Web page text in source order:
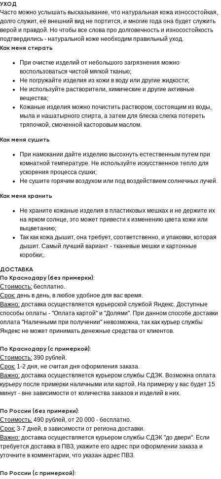
УХОД
Часто можно услышать высказывание, что натуральная кожа износостойкая,
долго служит, её внешний вид не портится, и многие года она будет служить
верой и правдой. Но чтобы все слова про долговечность и износостойкость
подтвердились - натуральной коже необходим правильный уход.
Как меня стирать
При очистке изделий от небольшого загрязнения можно
воспользоваться чистой мягкой тканью;
Не погружайте изделия из кожи в воду или другие жидкости;
Не используйте растворители, химические и другие активные
вещества;
Кожаные изделия можно почистить раствором, состоящим из воды,
мыла и нашатырного спирта, а затем для блеска слегка потереть
тряпочкой, смоченной касторовым маслом.
Как меня сушить
При намокании дайте изделию высохнуть естественным путем при
комнатной температуре. Не используйте искусственное тепло для
ускорения процесса сушки;
Не сушите горячим воздухом или под воздействием солнечных лучей.
Как меня хранить
Не храните кожаные изделия в пластиковых мешках и не держите их
на ярком солнце, это может привести к изменению цвета кожи или
выцветанию;
Так как кожа дышит, она требует, соответственно, и упаковки, которая
дышит. Самый лучший вариант - тканевые мешки и картонные
коробки;.
ДОСТАВКА
По Краснодару (без примерки):
Стоимость: бесплатно.
Срок: день в день, в любое удобное для вас время.
Важно: доставка осуществляется курьерской службой Яндекс. Доступные
способы оплаты - "Оплата картой" и "Долями". При данном способе доставки
оплата "Наличными при получении" невозможна, так как курьер службы
Яндекс не может принимать денежные средства от клиентов.
По Краснодару (с примеркой):
Стоимость: 390 рублей.
Срок: 1-2 дня, не считая дня оформления заказа.
Важно: доставка осуществляется курьером службы СДЭК. Возможна оплата
курьеру после примерки наличными или картой. На примерку у вас будет 15
минут - вне зависимости от количества заказов и изделий в них.
По России (без примерки):
Стоимость: 490 рублей, от 20 000 - бесплатно.
Срок: 3-7 дней, в зависимости от региона доставки.
Важно: доставка осуществляется курьером службы СДЭК "до двери". Если
требуется доставка в ПВЗ, укажите его адрес при оформлении заказа и
уточните в комментарии, что указан адрес ПВЗ.
По России (с примеркой):